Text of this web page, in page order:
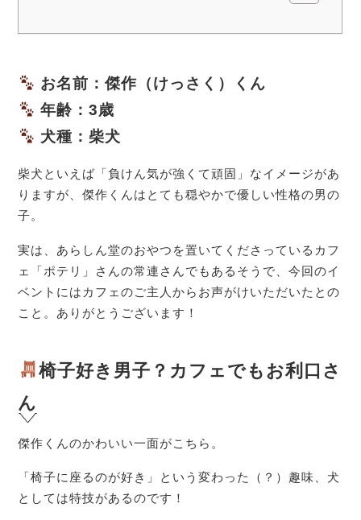
お名前：傑作（けっさく）くん
年齢：3歳
犬種：柴犬
柴犬といえば「負けん気が強くて頑固」なイメージがあ
りますが、傑作くんはとても穏やかで優しい性格の男の
子。
実は、あらしん堂のおやつを置いてくださっているカフ
ェ「ポテリ」さんの常連さんでもあるそうで、今回のイ
ベントにはカフェのご主人からお声がけいただいたとの
こと。ありがとうございます！
椅子好き男子？カフェでもお利口さ
ん
傑作くんのかわいい一面がこちら。
「椅子に座るのが好き」という変わった（？）趣味、犬
としては特技があるのです！